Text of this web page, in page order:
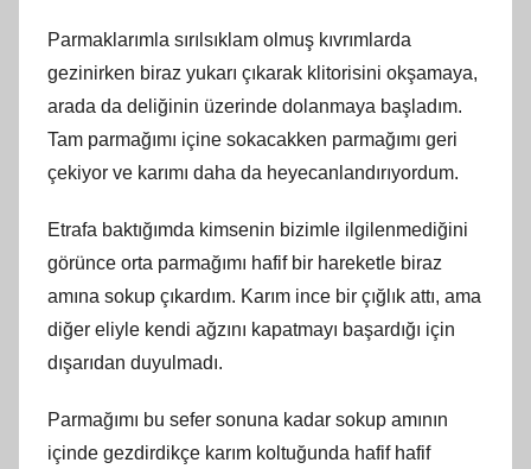
Parmaklarımla sırılsıklam olmuş kıvrımlarda
gezinirken biraz yukarı çıkarak klitorisini okşamaya,
arada da deliğinin üzerinde dolanmaya başladım.
Tam parmağımı içine sokacakken parmağımı geri
çekiyor ve karımı daha da heyecanlandırıyordum.
Etrafa baktığımda kimsenin bizimle ilgilenmediğini
görünce orta parmağımı hafif bir hareketle biraz
amına sokup çıkardım. Karım ince bir çığlık attı, ama
diğer eliyle kendi ağzını kapatmayı başardığı için
dışarıdan duyulmadı.
Parmağımı bu sefer sonuna kadar sokup amının
içinde gezdirdikçe karım koltuğunda hafif hafif